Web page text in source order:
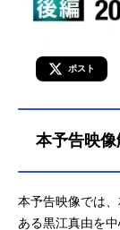
ポスト
本予告映像
本予告映像では
ある黒江真由を中